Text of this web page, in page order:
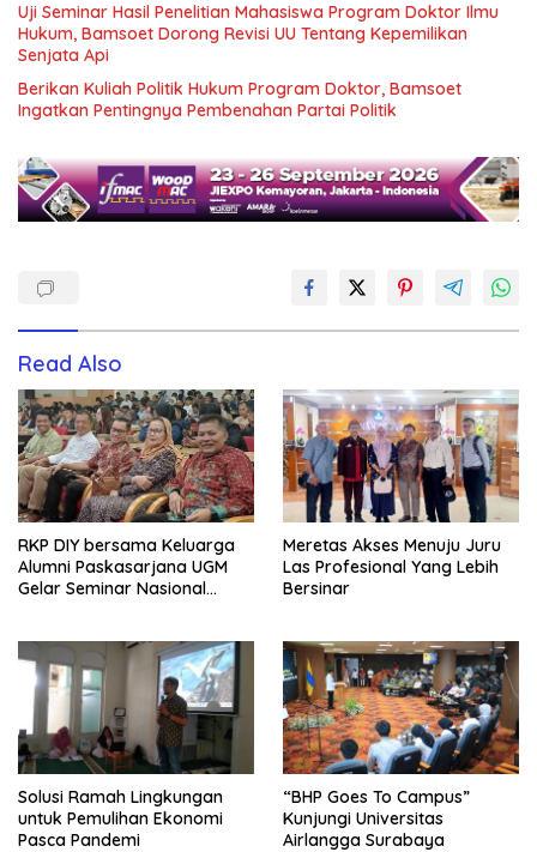
Uji Seminar Hasil Penelitian Mahasiswa Program Doktor Ilmu
Hukum, Bamsoet Dorong Revisi UU Tentang Kepemilikan
Senjata Api
Berikan Kuliah Politik Hukum Program Doktor, Bamsoet
Ingatkan Pentingnya Pembenahan Partai Politik
Read Also
RKP DIY bersama Keluarga
Alumni Paskasarjana UGM
Gelar Seminar Nasional
Meretas Akses Menuju Juru
Las Profesional Yang Lebih
Bersinar
Solusi Ramah Lingkungan
untuk Pemulihan Ekonomi
Pasca Pandemi
“BHP Goes To Campus”
Kunjungi Universitas
Airlangga Surabaya